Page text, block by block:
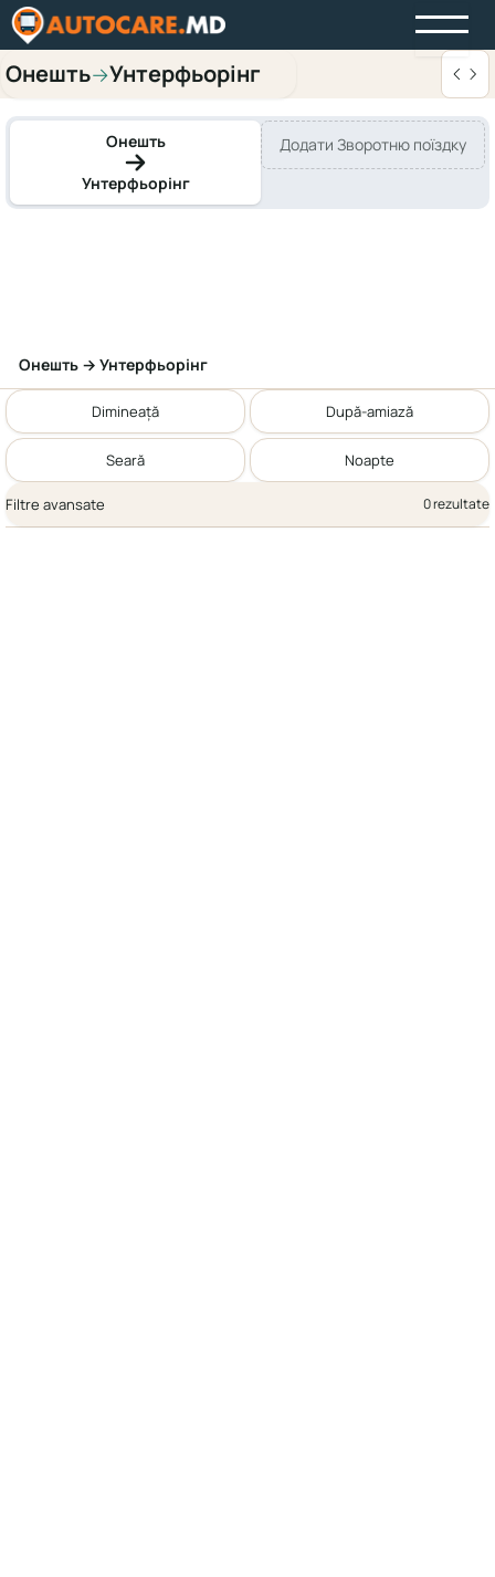
Онешть→Унтерфьорінг
Онешть
Унтерфьорінг
Додати Зворотню поїздку
Онешть → Унтерфьорінг
Dimineață După-amiază
Seară Noapte
Filtre avansate 0 rezultate